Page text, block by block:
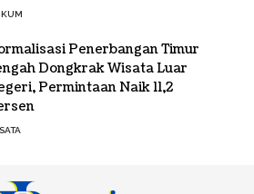
Penerbangan Timur
Dongkrak Wisata Luar
Permintaan Naik 11,2